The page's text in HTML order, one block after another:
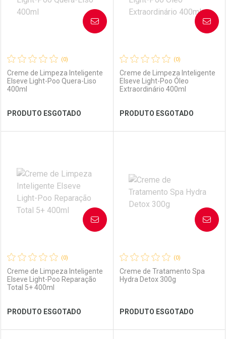
Ver Desconto Convênio Ver Desconto Convênio
(0)
Creme de Limpeza Inteligente
Elseve Light-Poo Quera-Liso
400ml
PRODUTO ESGOTADO
AVISE-ME
Laboratório
Ver Desconto Convênio
Por Menos
(0)
Creme de Limpeza Inteligente
Elseve Light-Poo Óleo
Extraordinário 400ml
PRODUTO ESGOTADO
AVISE-ME
Laboratório
Ver Desconto Convênio
Por Menos
(0)
Creme de Limpeza Inteligente
Elseve Light-Poo Reparação
Total 5+ 400ml
PRODUTO ESGOTADO
AVISE-ME
(0)
Creme de Tratamento Spa
Hydra Detox 300g
PRODUTO ESGOTADO
AVISE-ME